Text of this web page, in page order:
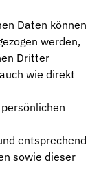
Systeme
und Pneumatik
in Hydraulik- und
Daten können
werden,
Dritter
wie direkt
entsprechend
sowie dieser